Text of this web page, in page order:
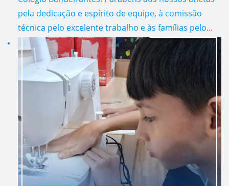
pela dedicação e espírito de equipe, à comissão
técnica pelo excelente trabalho e às famílias pelo...